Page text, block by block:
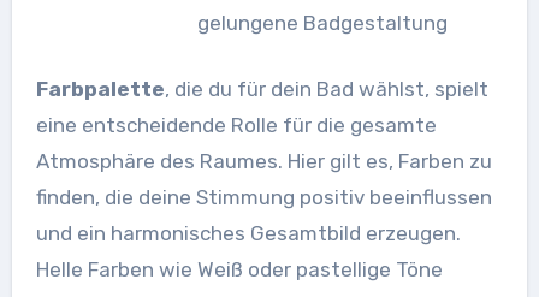
gelungene Badgestaltung
Farbpalette, die du für dein Bad wählst, spielt
eine entscheidende Rolle für die gesamte
Atmosphäre des Raumes. Hier gilt es, Farben zu
finden, die deine Stimmung positiv beeinflussen
und ein harmonisches Gesamtbild erzeugen.
Helle Farben wie Weiß oder pastellige Töne